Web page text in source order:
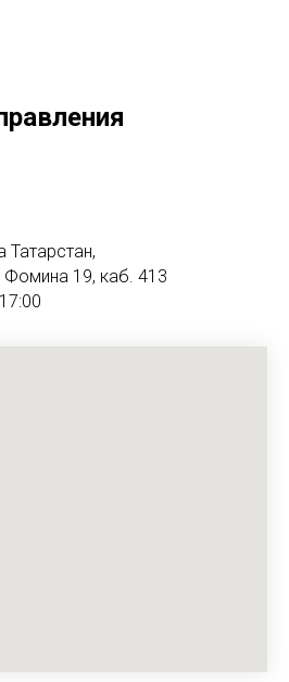
Татарстан,
Фомина 19, каб. 413